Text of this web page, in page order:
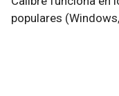
populares